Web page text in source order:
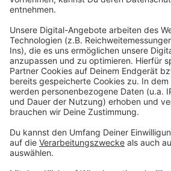
Fahrbahn ableiten und
Für den Ingenieur wird die Straße
Zusatzfunktionen bekommen. Es
Fahrbahnen, auf denen
Fahrt automatisch aufgeladen
Batterie des Fahrzeugs belastet
Zander. Und auch Photovoltaik an
schon ein großes Thema.